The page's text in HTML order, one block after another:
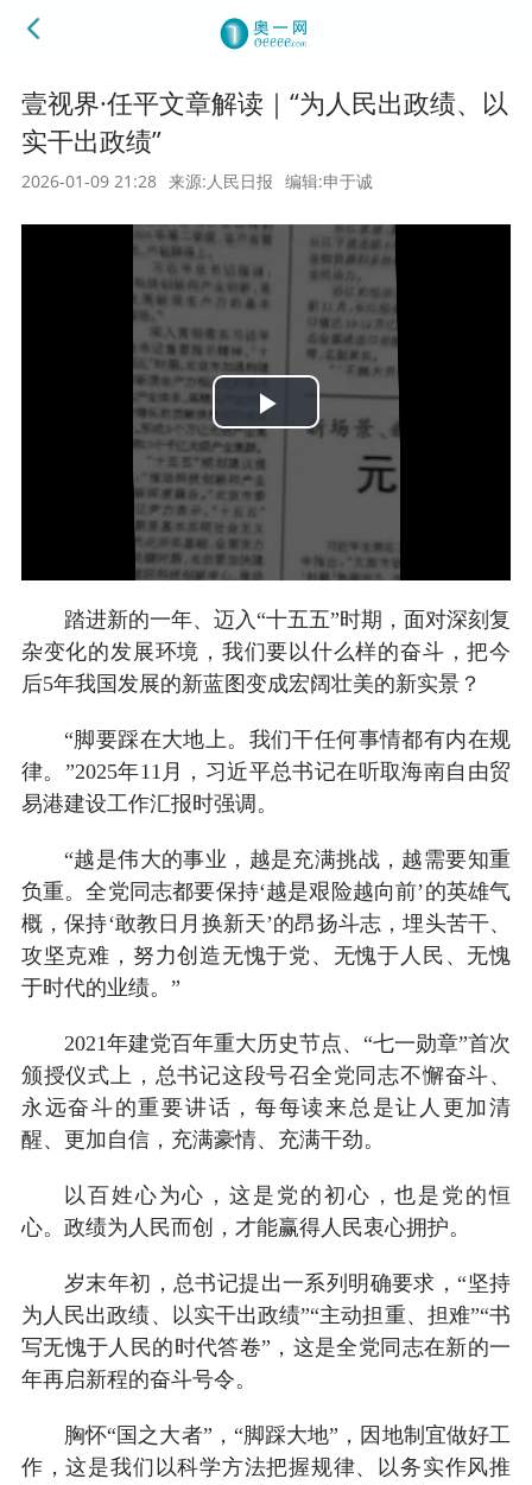
壹视界·任平文章解读｜“为人民出政绩、以
实干出政绩”
2026-01-09 21:28 来源:人民日报 编辑:申于诚
Play
Video
踏进新的一年、迈入“十五五”时期，面对深刻复
杂变化的发展环境，我们要以什么样的奋斗，把今
后5年我国发展的新蓝图变成宏阔壮美的新实景？
“脚要踩在大地上。我们干任何事情都有内在规
律。”2025年11月，习近平总书记在听取海南自由贸
易港建设工作汇报时强调。
“越是伟大的事业，越是充满挑战，越需要知重
负重。全党同志都要保持‘越是艰险越向前’的英雄气
概，保持‘敢教日月换新天’的昂扬斗志，埋头苦干、
攻坚克难，努力创造无愧于党、无愧于人民、无愧
于时代的业绩。”
2021年建党百年重大历史节点、“七一勋章”首次
颁授仪式上，总书记这段号召全党同志不懈奋斗、
永远奋斗的重要讲话，每每读来总是让人更加清
醒、更加自信，充满豪情、充满干劲。
以百姓心为心，这是党的初心，也是党的恒
心。政绩为人民而创，才能赢得人民衷心拥护。
岁末年初，总书记提出一系列明确要求，“坚持
为人民出政绩、以实干出政绩”“主动担重、担难”“书
写无愧于人民的时代答卷”，这是全党同志在新的一
年再启新程的奋斗号令。
胸怀“国之大者”，“脚踩大地”，因地制宜做好工
作，这是我们以科学方法把握规律、以务实作风推